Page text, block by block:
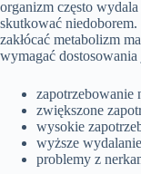
organizm często
skutkować
zakłócać metabolizm
wymagać
zapotrzebowanie
zwiększone
wysokie
wyższe
problemy z